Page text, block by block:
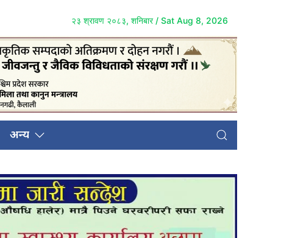
२३ श्रावण २०८३, शनिबार / Sat Aug 8, 2026
अन्य